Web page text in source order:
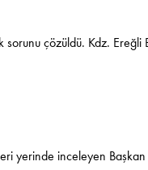
sorunu çözüldü. Kdz. Ereğli
yerinde inceleyen Başkan